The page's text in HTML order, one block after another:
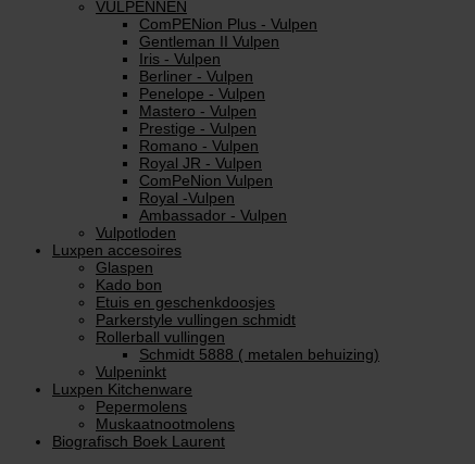
VULPENNEN
ComPENion Plus - Vulpen
Gentleman II Vulpen
Iris - Vulpen
Berliner - Vulpen
Penelope - Vulpen
Mastero - Vulpen
Prestige - Vulpen
Romano - Vulpen
Royal JR - Vulpen
ComPeNion Vulpen
Royal -Vulpen
Ambassador - Vulpen
Vulpotloden
Luxpen accesoires
Glaspen
Kado bon
Etuis en geschenkdoosjes
Parkerstyle vullingen schmidt
Rollerball vullingen
Schmidt 5888 ( metalen behuizing)
Vulpeninkt
Luxpen Kitchenware
Pepermolens
Muskaatnootmolens
Biografisch Boek Laurent